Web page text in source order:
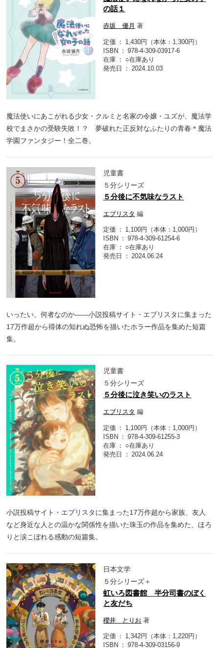
の話１
赤坂 優月 著
定価
1,430円（本体：1,300円）
ISBN
978-4-309-03917-6
在庫
○在庫あり
発売日
2024.10.03
魔法使いにあこがれる少女・クルミと名家の令嬢・ユズが、魔法学
校でまさかの受験失敗！？ 夢破れた正反対なふたりの青春＊魔法
学園ファンタジー！全二巻。
児童書
５分シリーズ
５分後に不気味なラスト
エブリスタ 編
定価
1,100円（本体：1,000円）
ISBN
978-4-309-61254-6
在庫
○在庫あり
発売日
2024.06.24
いったい、何者なのか――小説投稿サイト・エブリスタに集まった
17万作超から得体の知れぬ恐怖を描いたホラー作品を集めた短篇
集。
児童書
５分シリーズ
５分後に泣き笑いのラスト
エブリスタ 編
定価
1,100円（本体：1,000円）
ISBN
978-4-309-61255-3
在庫
○在庫あり
発売日
2024.06.24
小説投稿サイト・エブリスタに集まった17万作超から家族、友人
など身近な人との温かな関係性を描いた珠玉の作品を集めた、ほろ
りと涙こぼれる感動の短篇集。
日本文学
５分シリーズ＋
虹いろ図書館 半分司書のぼく
と友だち
櫻井 とりお 著
定価
1,342円（本体：1,220円）
ISBN
978-4-309-03156-9